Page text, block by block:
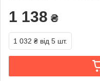
1 138 ₴
1 032 ₴ від 5 шт.